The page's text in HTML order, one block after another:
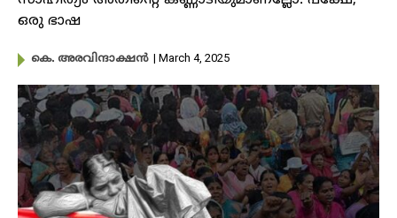
ഒരു ഭാഷ
കെ. അരവിന്ദാക്ഷൻ | March 4, 2025